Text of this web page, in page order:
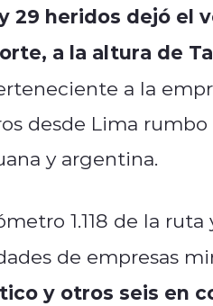
29 heridos dejó el
a la altura de
a la
desde Lima rumbo
y argentina.
1.118 de la
de empresas
y otros seis en